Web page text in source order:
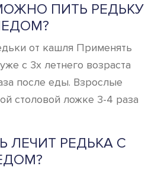
ПИТЬ РЕДЬКУ
от кашля Применять
с 3х летнего возраста
после еды. Взрослые
столовой ложке 3-4 раза
ЛЕЧИТ РЕДЬКА С